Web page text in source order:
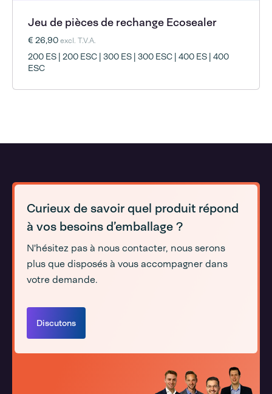
Jeu de pièces de rechange Ecosealer
€ 26,90excl. T.V.A.
200 ES | 200 ESC | 300 ES | 300 ESC | 400 ES | 400
ESC
Curieux de savoir quel produit répond
à vos besoins d’emballage ?
N'hésitez pas à nous contacter, nous serons
plus que disposés à vous accompagner dans
votre demande.
Discutons